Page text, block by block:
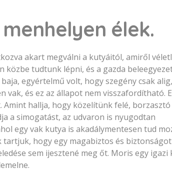
élek.
akart megválni a kutyáitól, amiről
közbe tudtunk lépni, és a gazda
egyértelmű volt, hogy szegény csak
vak, és ez az állapot nem visszafordítható.
hallja, hogy közelítünk felé, borzasztó
a simogatást, az udvaron is nyugodtan
egy vak kutya is akadálymentesen tud
hogy egy magabiztos és
sem ijesztené meg őt. Moris egy igazi